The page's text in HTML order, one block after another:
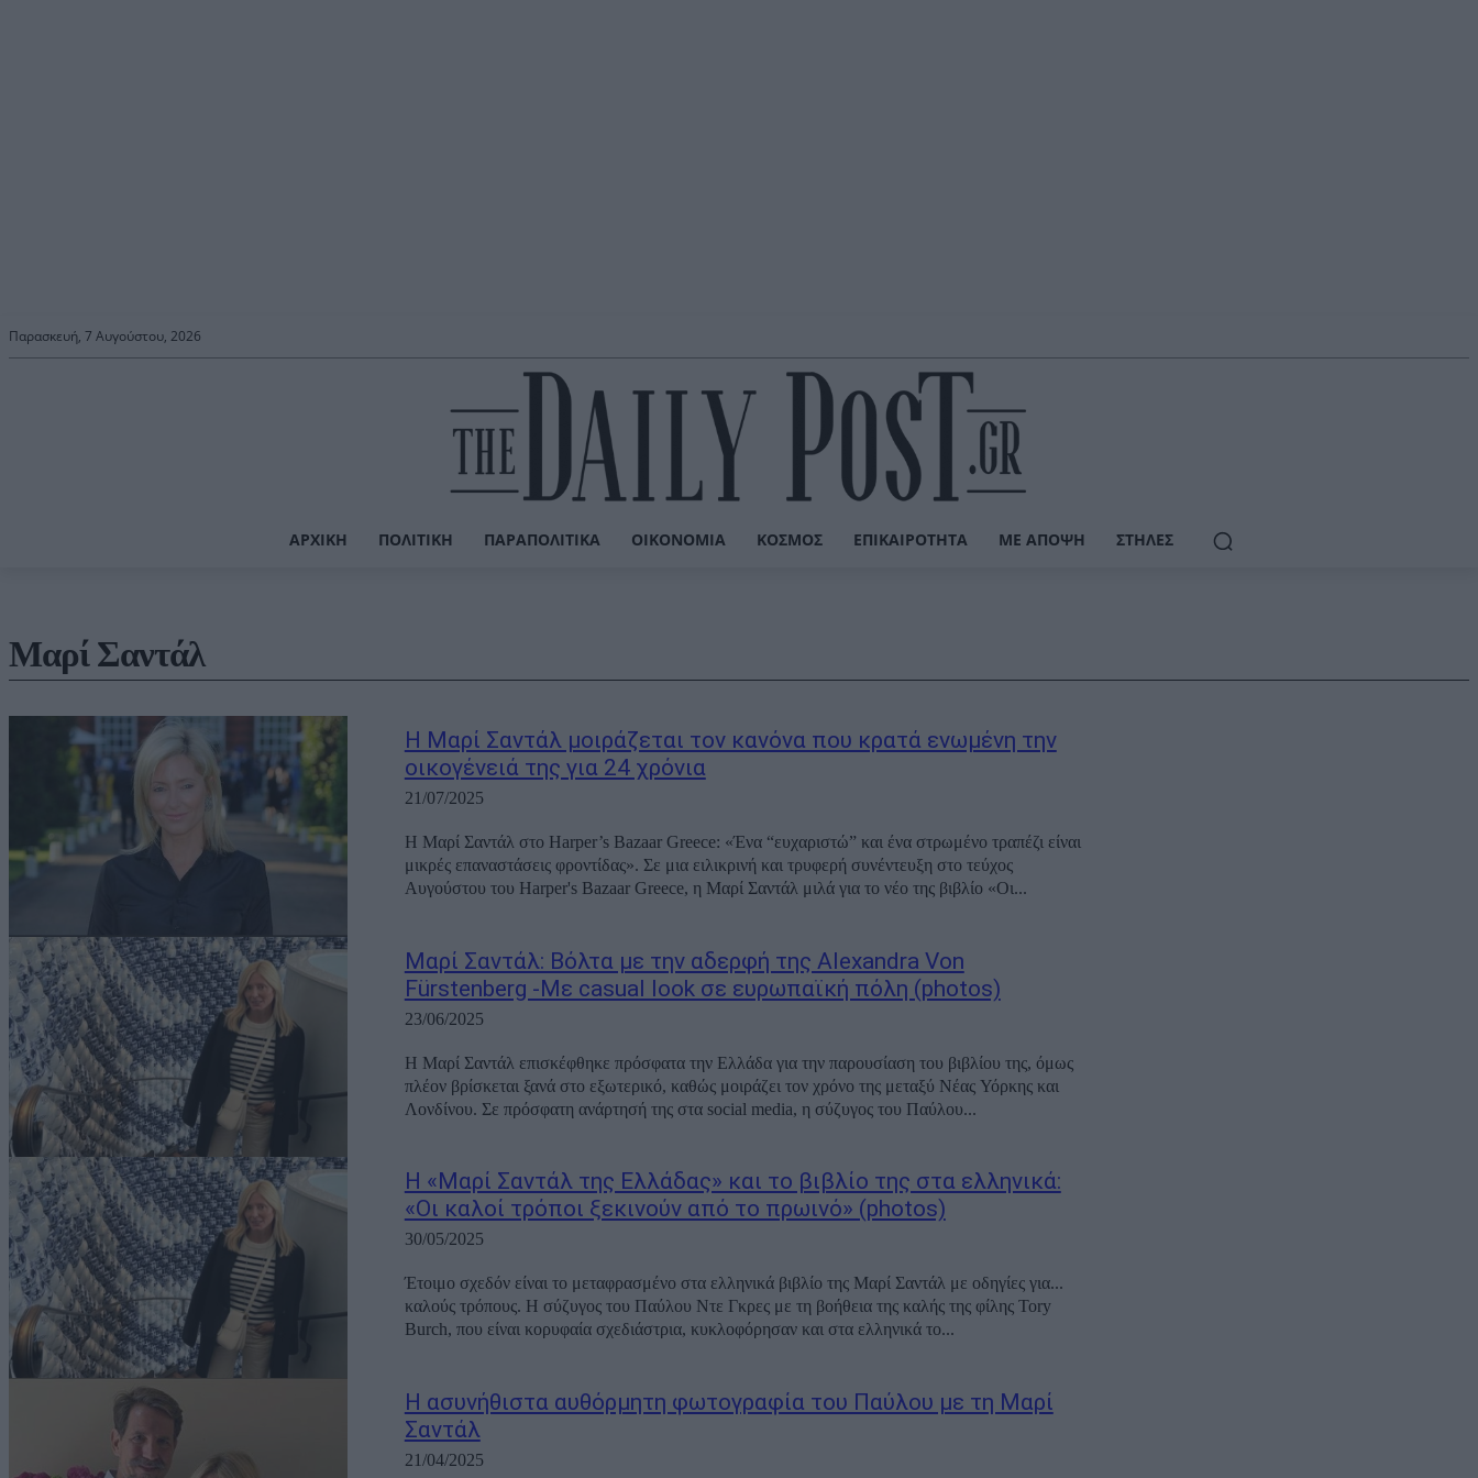
Παρασκευή, 7 Αυγούστου, 2026
ΑΡΧΙΚΉ ΠΟΛΙΤΙΚΉ ΠΑΡΑΠΟΛΙΤΙΚΆ ΟΙΚΟΝΟΜΊΑ ΚΌΣΜΟΣ ΕΠΙΚΑΙΡΌΤΗΤΑ ΜΕ ΆΠΟΨΗ ΣΤΉΛΕΣ
Μαρί Σαντάλ
Η Μαρί Σαντάλ μοιράζεται τον κανόνα που κρατά ενωμένη την
οικογένειά της για 24 χρόνια
21/07/2025
Η Μαρί Σαντάλ στο Harper’s Bazaar Greece: «Ένα “ευχαριστώ” και ένα στρωμένο τραπέζι είναι
μικρές επαναστάσεις φροντίδας». Σε μια ειλικρινή και τρυφερή συνέντευξη στο τεύχος
Αυγούστου του Harper's Bazaar Greece, η Μαρί Σαντάλ μιλά για το νέο της βιβλίο «Οι...
Μαρί Σαντάλ: Βόλτα με την αδερφή της Alexandra Von
Fürstenberg -Mε casual look σε ευρωπαϊκή πόλη (photos)
23/06/2025
Η Μαρί Σαντάλ επισκέφθηκε πρόσφατα την Ελλάδα για την παρουσίαση του βιβλίου της, όμως
πλέον βρίσκεται ξανά στο εξωτερικό, καθώς μοιράζει τον χρόνο της μεταξύ Νέας Υόρκης και
Λονδίνου. Σε πρόσφατη ανάρτησή της στα social media, η σύζυγος του Παύλου...
Η «Μαρί Σαντάλ της Ελλάδας» και το βιβλίο της στα ελληνικά:
«Οι καλοί τρόποι ξεκινούν από το πρωινό» (photos)
30/05/2025
Έτοιμο σχεδόν είναι το μεταφρασμένο στα ελληνικά βιβλίο της Μαρί Σαντάλ με οδηγίες για...
καλούς τρόπους. Η σύζυγος του Παύλου Ντε Γκρες με τη βοήθεια της καλής της φίλης Tory
Burch, που είναι κορυφαία σχεδιάστρια, κυκλοφόρησαν και στα ελληνικά το...
Η ασυνήθιστα αυθόρμητη φωτογραφία του Παύλου με τη Μαρί
Σαντάλ
21/04/2025